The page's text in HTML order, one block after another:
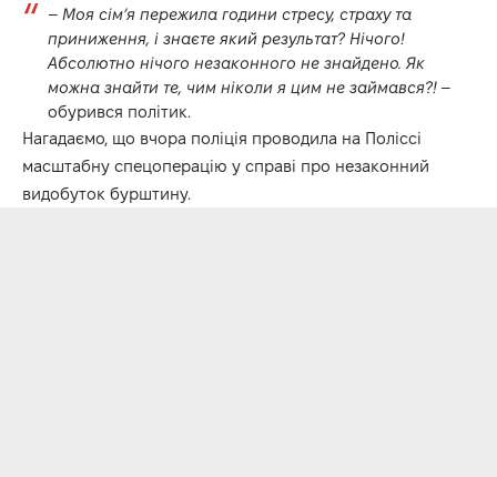
– Моя сімʼя пережила години стресу, страху та
приниження, і знаєте який результат? Нічого!
Абсолютно нічого незаконного не знайдено. Як
можна знайти те, чим ніколи я цим не займався?!–
обурився політик.
Нагадаємо, що вчора поліція проводила на Поліссі
масштабну спецоперацію у справі про незаконний
видобуток бурштину.